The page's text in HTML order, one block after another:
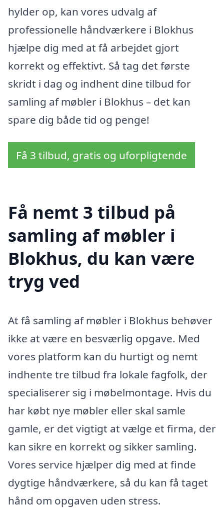
hylder op, kan vores udvalg af
professionelle håndværkere i Blokhus
hjælpe dig med at få arbejdet gjort
korrekt og effektivt. Så tag det første
skridt i dag og indhent dine tilbud for
samling af møbler i Blokhus – det kan
spare dig både tid og penge!
Få 3 tilbud, gratis og uforpligtende
Få nemt 3 tilbud på
samling af møbler i
Blokhus, du kan være
tryg ved
At få samling af møbler i Blokhus behøver
ikke at være en besværlig opgave. Med
vores platform kan du hurtigt og nemt
indhente tre tilbud fra lokale fagfolk, der
specialiserer sig i møbelmontage. Hvis du
har købt nye møbler eller skal samle
gamle, er det vigtigt at vælge et firma, der
kan sikre en korrekt og sikker samling.
Vores service hjælper dig med at finde
dygtige håndværkere, så du kan få taget
hånd om opgaven uden stress.